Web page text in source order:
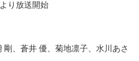
り放送開始
剛、蒼井 優、菊地凛子、水川あさ